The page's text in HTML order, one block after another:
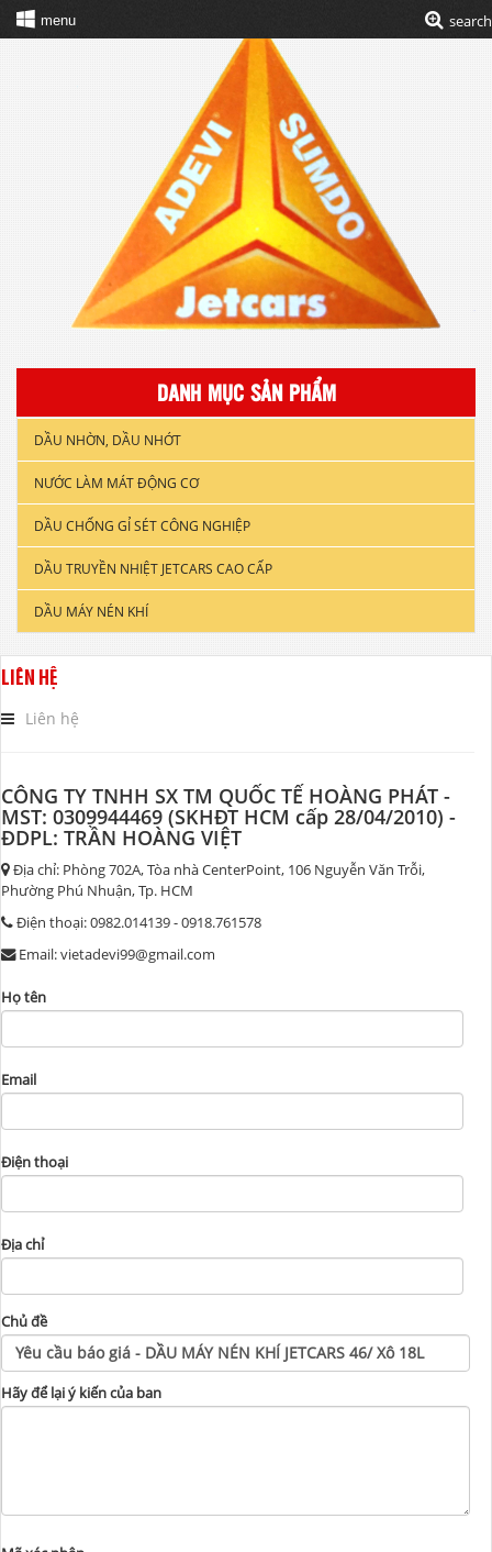
menu search
DANH MỤC SẢN PHẨM
DẦU NHỜN, DẦU NHỚT
DẦU NHỚT XE GẮN MÁY
DẦU ĐỘNG CƠ XE TẢI & TÀU THUYỀN
DẦU NHỚT CÔNG NGHIỆP
DẦU CẮT GỌT KIM LOẠI
DẦU NHỚT THỦY LỰC CAO CẤP
DẦU NHỚT HỘP SỐ
NƯỚC LÀM MÁT ĐỘNG CƠ
DẦU CHỐNG GỈ SÉT CÔNG NGHIỆP
DẦU TRUYỀN NHIỆT JETCARS CAO CẤP
DẦU MÁY NÉN KHÍ
LIÊN HỆ
Liên hệ
CÔNG TY TNHH SX TM QUỐC TẾ HOÀNG PHÁT -
MST: 0309944469 (SKHĐT HCM cấp 28/04/2010) -
ĐDPL: TRẦN HOÀNG VIỆT
Địa chỉ: Phòng 702A, Tòa nhà CenterPoint, 106 Nguyễn Văn Trỗi,
Phường Phú Nhuận, Tp. HCM
Điện thoại: 0982.014139 - 0918.761578
Email: vietadevi99@gmail.com
Họ tên
Email
Điện thoại
Địa chỉ
Chủ đề
Hãy để lại ý kiến của ban